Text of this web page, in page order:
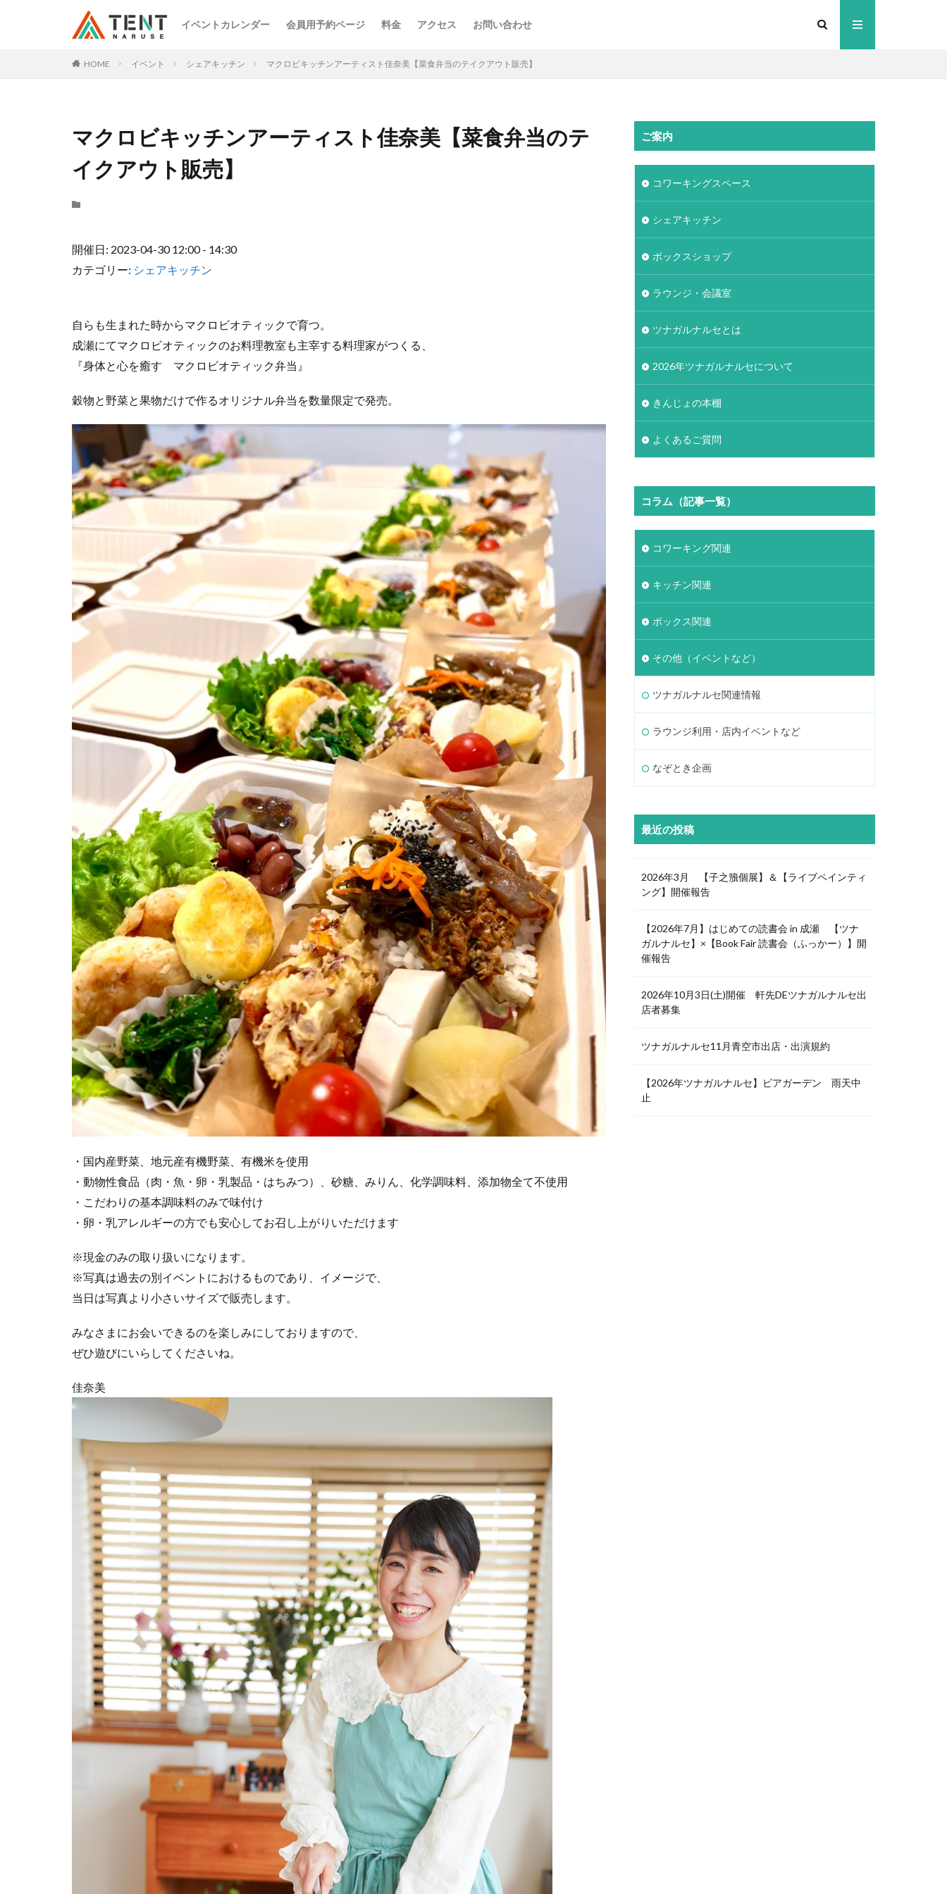
イベントカレンダー 会員用予約ページ 料金 アクセス お問い合わせ
HOME イベント シェアキッチン マクロビキッチンアーティスト佳奈美【菜食弁当のテイクアウト販売】
マクロビキッチンアーティスト佳奈美【菜食弁当のテ
イクアウト販売】
開催日: 2023-04-30 12:00 - 14:30
カテゴリー: シェアキッチン
自らも生まれた時からマクロビオティックで育つ。
成瀬にてマクロビオティックのお料理教室も主宰する料理家がつくる、
『身体と心を癒す マクロビオティック弁当』
穀物と野菜と果物だけで作るオリジナル弁当を数量限定で発売。
・国内産野菜、地元産有機野菜、有機米を使用
・動物性食品（肉・魚・卵・乳製品・はちみつ）、砂糖、みりん、化学調味料、添加物全て不使用
・こだわりの基本調味料のみで味付け
・卵・乳アレルギーの方でも安心してお召し上がりいただけます
※現金のみの取り扱いになります。
※写真は過去の別イベントにおけるものであり、イメージで、
当日は写真より小さいサイズで販売します。
みなさまにお会いできるのを楽しみにしておりますので、
ぜひ遊びにいらしてくださいね。
佳奈美
ご案内
コワーキングスペース
シェアキッチン
ボックスショップ
ラウンジ・会議室
ツナガルナルセとは
2026年ツナガルナルセについて
きんじょの本棚
よくあるご質問
コラム（記事一覧）
コワーキング関連
キッチン関連
ボックス関連
その他（イベントなど）
ツナガルナルセ関連情報
ラウンジ利用・店内イベントなど
なぞとき企画
最近の投稿
2026年3月 【子之籏個展】＆【ライブペインティ
ング】開催報告
【2026年7月】はじめての読書会 in 成瀬 【ツナ
ガルナルセ】×【Book Fair 読書会（ふっかー）】開
催報告
2026年10月3日(土)開催 軒先DEツナガルナルセ出
店者募集
ツナガルナルセ11月青空市出店・出演規約
【2026年ツナガルナルセ】ビアガーデン 雨天中
止